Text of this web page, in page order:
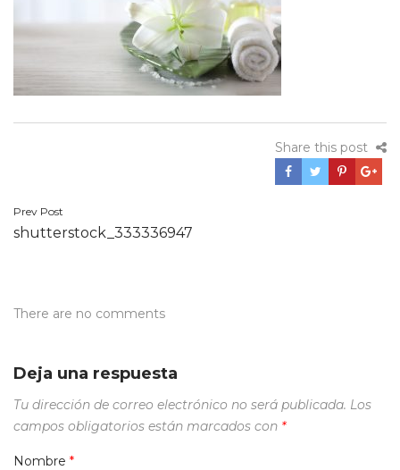
Share this post
Navegación
de
Prev Post
shutterstock_333336947
There are no comments
Deja una respuesta
Tu dirección de correo electrónico no será publicada. Los
campos obligatorios están marcados con *
Nombre *